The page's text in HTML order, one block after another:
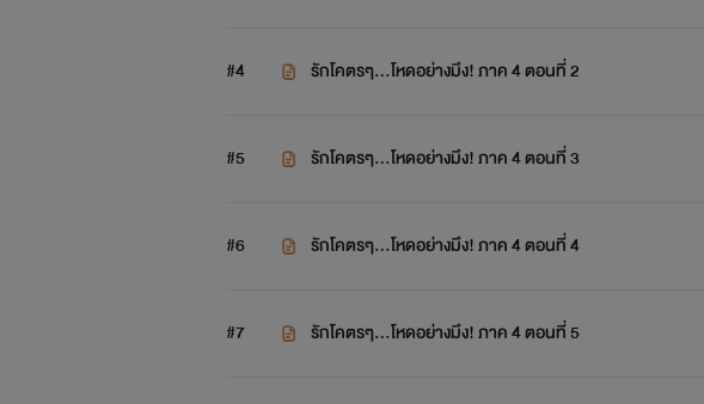
#4 รักโคตรๆ...โหดอย่างมึง! ภาค 4 ตอนที่ 2
#5 รักโคตรๆ...โหดอย่างมึง! ภาค 4 ตอนที่ 3
#6 รักโคตรๆ...โหดอย่างมึง! ภาค 4 ตอนที่ 4
#7 รักโคตรๆ...โหดอย่างมึง! ภาค 4 ตอนที่ 5